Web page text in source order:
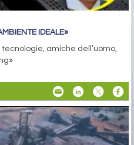
IDEALE»
amiche dell’uomo,